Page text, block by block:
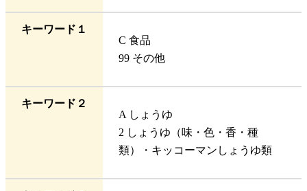
キーワード１
C 食品
99 その他
キーワード２
A しょうゆ
2 しょうゆ（味・色・香・種
類）・キッコーマンしょうゆ類